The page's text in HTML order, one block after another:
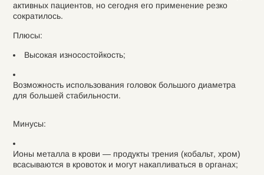
активных пациентов, но сегодня его применение резко
сократилось.
Плюсы:
Высокая износостойкость;
Возможность использования головок большого диаметра
для большей стабильности.
Минусы:
Ионы металла в крови — продукты трения (кобальт, хром)
всасываются в кровоток и могут накапливаться в органах;